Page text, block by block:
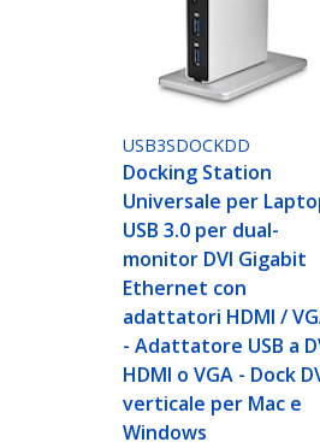
USB3SDOCKDD
Docking Station
Universale per
USB 3.0 per dual-
monitor DVI Gigabit
Ethernet con
adattatori HDMI /
- Adattatore USB a
HDMI o VGA - Dock
verticale per Mac e
Windows